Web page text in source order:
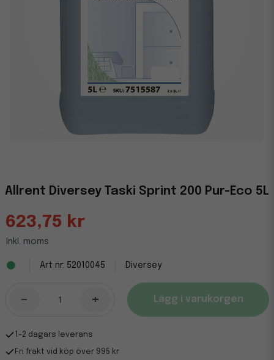
Allrent Diversey Taski Sprint 200 Pur-Eco 5L
623,75 kr
Inkl. moms
52010045 Diversey
- + Lägg i varukorgen
1-2 dagars leverans
Fri frakt vid köp över 995 kr